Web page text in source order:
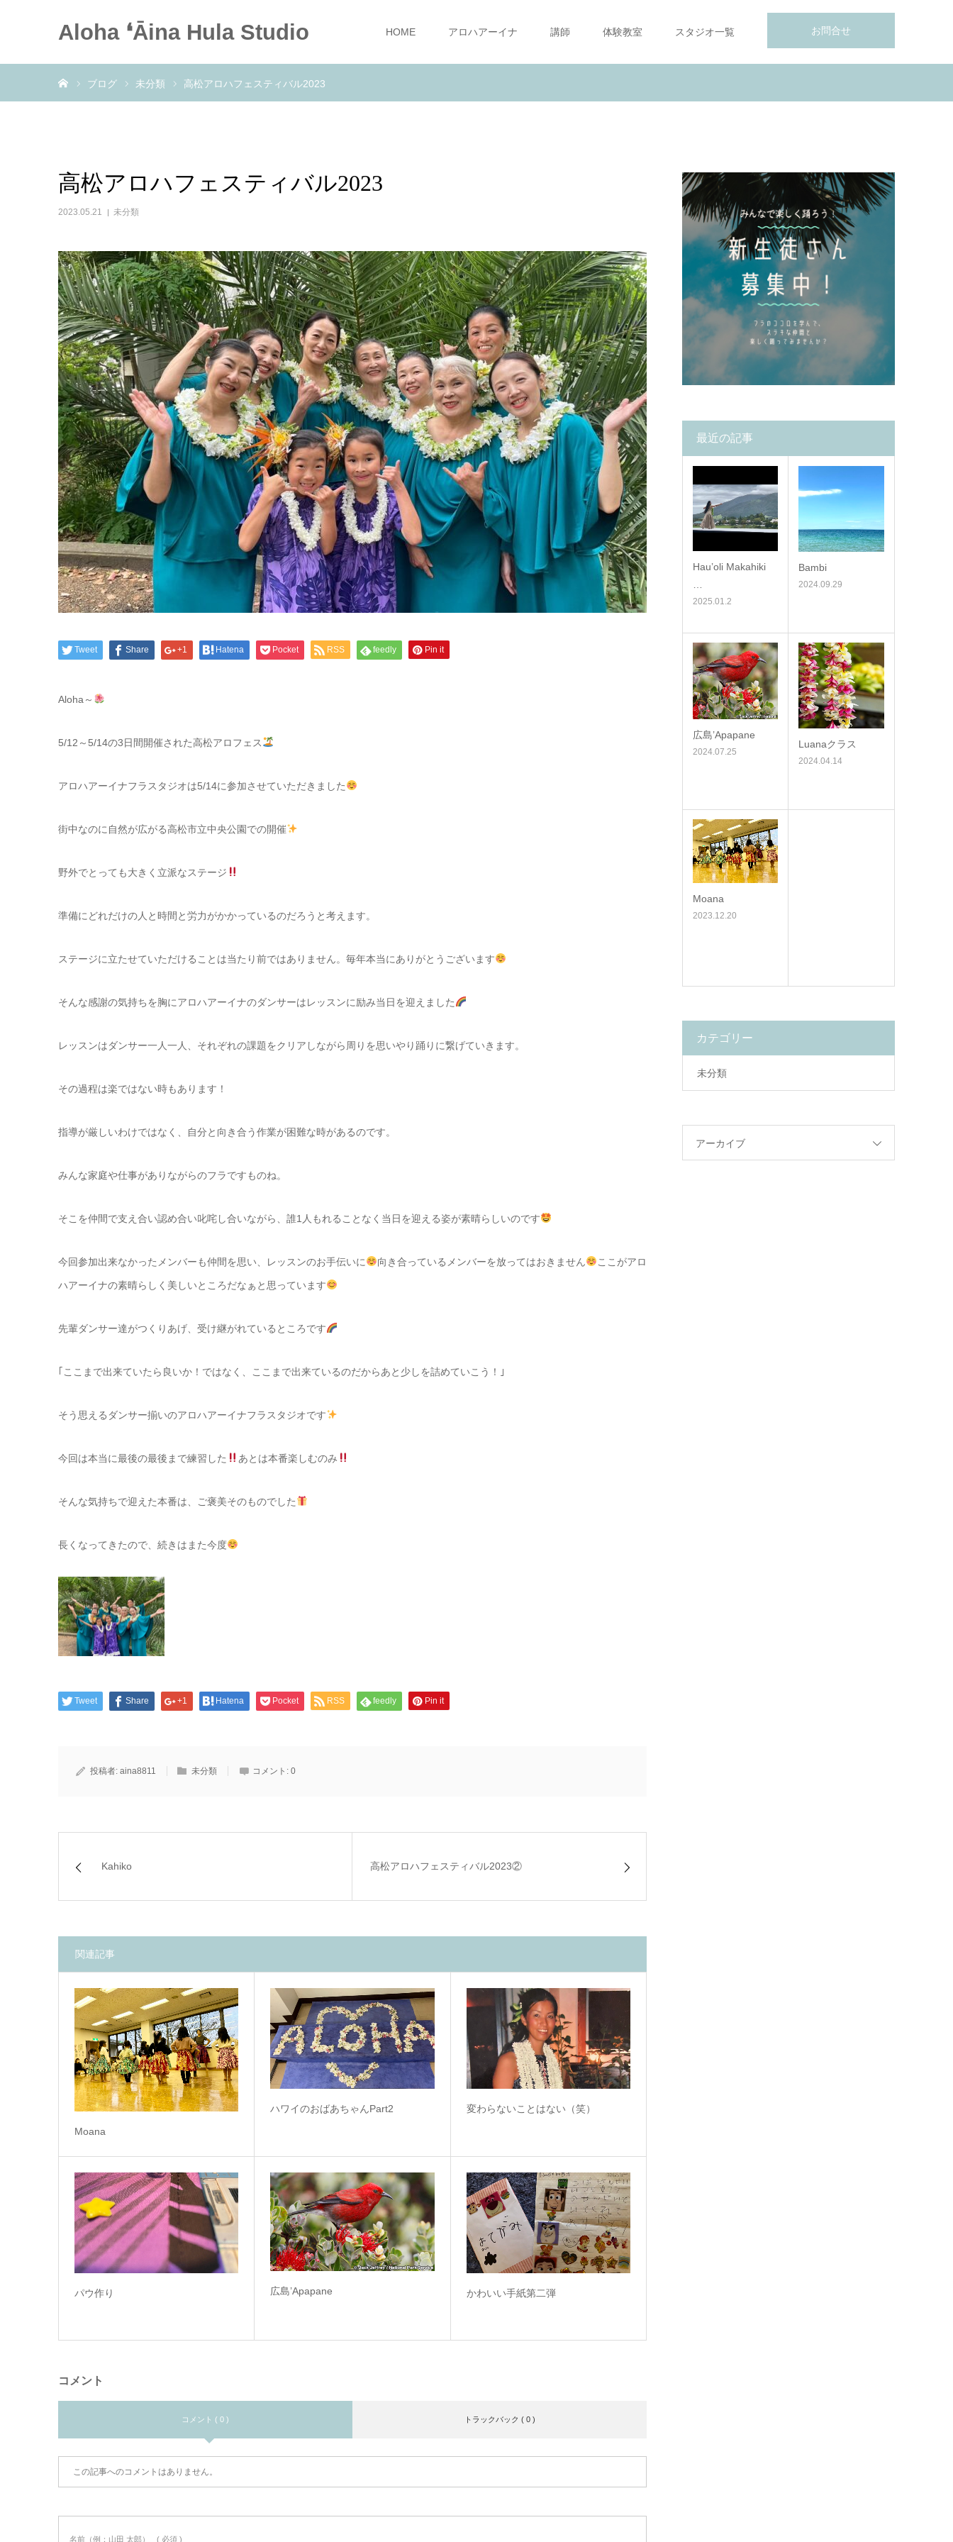
Aloha ❛Āina Hula Studio お問合せ
HOME アロハアーイナ 講師 体験教室 スタジオ一覧
ブログ 未分類 高松アロハフェスティバル2023
高松アロハフェスティバル2023
2023.05.21 未分類
Tweet Share +1 Hatena Pocket RSS feedly Pin it
Aloha～
5/12～5/14の3日間開催された高松アロフェス
アロハアーイナフラスタジオは5/14に参加させていただきました
街中なのに自然が広がる高松市立中央公園での開催
野外でとっても大きく立派なステージ
準備にどれだけの人と時間と労力がかかっているのだろうと考えます。
ステージに立たせていただけることは当たり前ではありません。毎年本当にありがとうございます
そんな感謝の気持ちを胸にアロハアーイナのダンサーはレッスンに励み当日を迎えました
レッスンはダンサー一人一人、それぞれの課題をクリアしながら周りを思いやり踊りに繋げていきます。
その過程は楽ではない時もあります！
指導が厳しいわけではなく、自分と向き合う作業が困難な時があるのです。
みんな家庭や仕事がありながらのフラですものね。
そこを仲間で支え合い認め合い叱咤し合いながら、誰1人もれることなく当日を迎える姿が素晴らしいのです
今回参加出来なかったメンバーも仲間を思い、レッスンのお手伝いに 向き合っているメンバーを放ってはおきません ここがアロ
ハアーイナの素晴らしく美しいところだなぁと思っています
先輩ダンサー達がつくりあげ、受け継がれているところです
｢ここまで出来ていたら良いか！ではなく、ここまで出来ているのだからあと少しを詰めていこう！｣
そう思えるダンサー揃いのアロハアーイナフラスタジオです
今回は本当に最後の最後まで練習した あとは本番楽しむのみ
そんな気持ちで迎えた本番は、ご褒美そのものでした
長くなってきたので、続きはまた今度
Tweet Share +1 Hatena Pocket RSS feedly Pin it
投稿者: aina8811 未分類 コメント: 0
Kahiko 高松アロハフェスティバル2023②
関連記事
Moana
ハワイのおばあちゃんPart2 変わらないことはない（笑）
パウ作り 広島’Apapane かわいい手紙第二弾
コメント
コメント ( 0 ) トラックバック ( 0 )
この記事へのコメントはありません。
名前（例：山田 太郎） ( 必須 )
最近の記事
Hau’oli Makahiki
2025.01.2
Bambi
2024.09.29
広島’Apapane
2024.07.25
Luanaクラス
2024.04.14
Moana
2023.12.20
カテゴリー
未分類
アーカイブ